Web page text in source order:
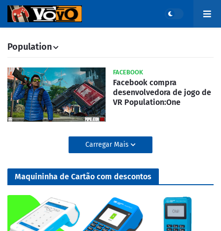
Population
FACEBOOK
Facebook compra
desenvolvedora de jogo de
VR Population:One
Carregar Mais
Maquininha de Cartão com descontos